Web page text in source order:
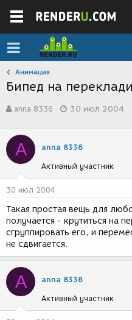
Анимация
Бипед на
в
о
р
т
е
м
ы
anna 8336
а
с
з
д
и
я
30 июл 2004
A anna 8336
Активный участник
30 июл 2004
Такая простая вещь для
получается - крутиться на
сгруппировать его, и
не сдвигается.
A anna 8336
Активный участник